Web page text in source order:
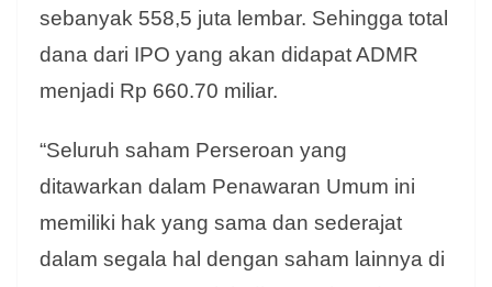
sebanyak 558,5 juta lembar. Sehingga total
dana dari IPO yang akan didapat ADMR
menjadi Rp 660.70 miliar.
“Seluruh saham Perseroan yang
ditawarkan dalam Penawaran Umum ini
memiliki hak yang sama dan sederajat
dalam segala hal dengan saham lainnya di